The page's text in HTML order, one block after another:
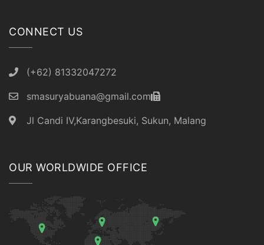
CONNECT US
(+62) 81332047272
smasuryabuana@gmail.com
Jl Candi IV,Karangbesuki, Sukun, Malang
OUR WORLDWIDE OFFICE